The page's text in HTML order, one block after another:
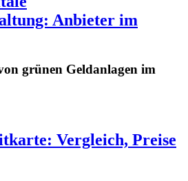
Anbieter im
grünen Geldanlagen im
Vergleich, Preise